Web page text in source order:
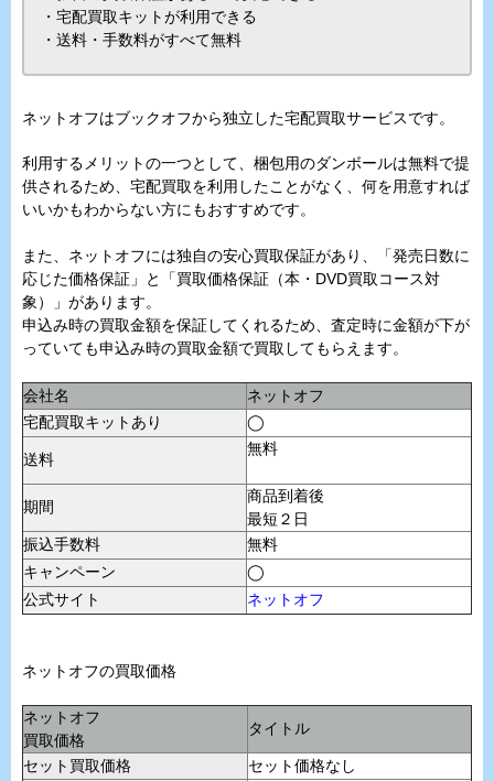
・宅配買取キットが利用できる
・送料・手数料がすべて無料
ネットオフはブックオフから独立した宅配買取サービスです。
利用するメリットの一つとして、梱包用のダンボールは無料で提
供されるため、宅配買取を利用したことがなく、何を用意すれば
いいかもわからない方にもおすすめです。
また、ネットオフには独自の安心買取保証があり、「発売日数に
応じた価格保証」と「買取価格保証（本・DVD買取コース対
象）」があります。
申込み時の買取金額を保証してくれるため、査定時に金額が下が
っていても申込み時の買取金額で買取してもらえます。
会社名
ネットオフ
宅配買取キットあり
◯
送料
無料
期間
商品到着後
最短２日
振込手数料
無料
キャンペーン
◯
公式サイト
ネットオフ
ネットオフの買取価格
ネットオフ
買取価格
タイトル
セット買取価格
セット価格なし